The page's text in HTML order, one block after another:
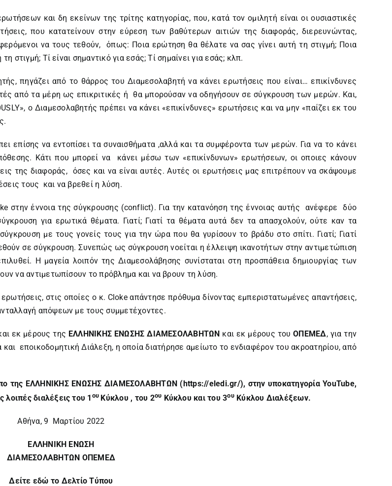
και δη εκείνων της τρίτης κατηγορίας, που, κατά τον ομιλητή είναι οι ουσιαστικές
που κατατείνουν στην εύρεση των βαθύτερων αιτιών της διαφοράς, διερευνώντας,
να τους τεθούν, όπως: Ποια ερώτηση θα θέλατε να σας γίνει αυτή τη στιγμή; Ποια
στιγμή; Τί είναι σημαντικό για εσάς; Τί σημαίνει για εσάς; κλπ.
πηγάζει από το θάρρος του Διαμεσολαβητή να κάνει ερωτήσεις που είναι… επικίνδυνες
από τα μέρη ως επικριτικές ή θα μπορούσαν να οδηγήσουν σε σύγκρουση των μερών. Και,
ο Διαμεσολαβητής πρέπει να κάνει «επικίνδυνες» ερωτήσεις και να μην «παίζει εκ του
επίσης να εντοπίσει τα συναισθήματα ,αλλά και τα συμφέροντα των μερών. Για να το κάνει
Κάτι που μπορεί να κάνει μέσω των «επικίνδυνων» ερωτήσεων, οι οποιες κάνουν
της διαφοράς, όσες και να είναι αυτές. Αυτές οι ερωτήσεις μας επιτρέπουν να σκάψουμε
τους και να βρεθεί η λύση.
στην έννοια της σύγκρουσης (conflict). Για την κατανόηση της έννοιας αυτής ανέφερε δύο
για ερωτικά θέματα. Γιατί; Γιατί τα θέματα αυτά δεν τα απασχολούν, ούτε καν τα
με τους γονείς τους για την ώρα που θα γυρίσουν το βράδυ στο σπίτι. Γιατί; Γιατί
σε σύγκρουση. Συνεπώς ως σύγκρουση νοείται η έλλειψη ικανοτήτων στην αντιμετώπιση
Η μαγεία λοιπόν της Διαμεσολάβησης συνίσταται στη προσπάθεια δημιουργίας των
να αντιμετωπίσουν το πρόβλημα και να βρουν τη λύση.
στις οποίες ο κ. Cloke απάντησε πρόθυμα δίνοντας εμπεριστατωμένες απαντήσεις,
απόψεων με τους συμμετέχοντες.
εκ μέρους της ΕΛΛΗΝΙΚΗΣ ΕΝΩΣΗΣ ΔΙΑΜΕΣΟΛΑΒΗΤΩN και εκ μέρους τουΟΠΕΜΕΔ, για την
εποικοδομητική Διάλεξη, η οποία διατήρησε αμείωτο το ενδιαφέρον του ακροατηρίου, από
της ΕΛΛΗΝΙΚΗΣ ΕΝΩΣΗΣ ΔΙΑΜΕΣΟΛΑΒΗΤΩN (https://eledi.gr/), στην υποκατηγορίαYouTube,
διαλέξεις του 1 ου Κύκλου , του 2ου Κύκλου και του 3ουΚύκλου Διαλέξεων.
Αθήνα, 9 Μαρτίου 2022
ΕΛΛΗΝΙΚΗ ΕΝΩΣΗ
ΔΙΑΜΕΣΟΛΑΒΗΤΩΝ ΟΠΕΜΕΔ
Δείτε εδώ το Δελτίο Τύπου